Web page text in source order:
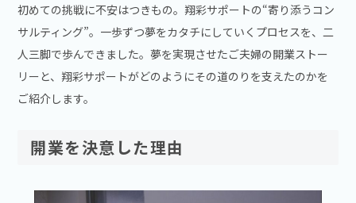
初めての挑戦に不安はつきもの。翔彩サポートの“寄り添うコン
サルティング”。一歩ずつ夢をカタチにしていくプロセスを、二
人三脚で歩んできました。夢を実現させたご夫婦の開業ストー
リーと、翔彩サポートがどのようにその道のりを支えたのかを
ご紹介します。
開業を決意した理由